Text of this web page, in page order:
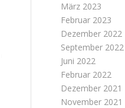
März 2023
Februar 2023
Dezember 2022
September 2022
Juni 2022
Februar 2022
Dezember 2021
November 2021